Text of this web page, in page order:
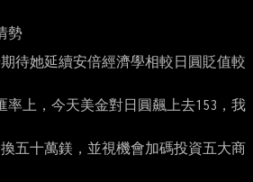
勢
待她延續安倍經濟學相較日圓貶值較
率上，今天美金對日圓飆上去153，我
五十萬鎂，並視機會加碼投資五大商